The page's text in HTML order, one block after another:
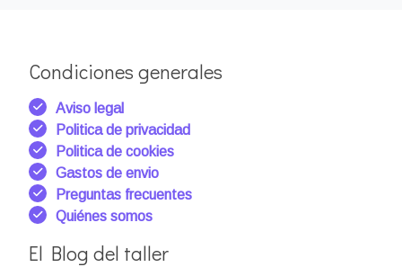
Condiciones generales
Aviso legal
Politica de privacidad
Politica de cookies
Gastos de envio
Preguntas frecuentes
Quiénes somos
El Blog del taller